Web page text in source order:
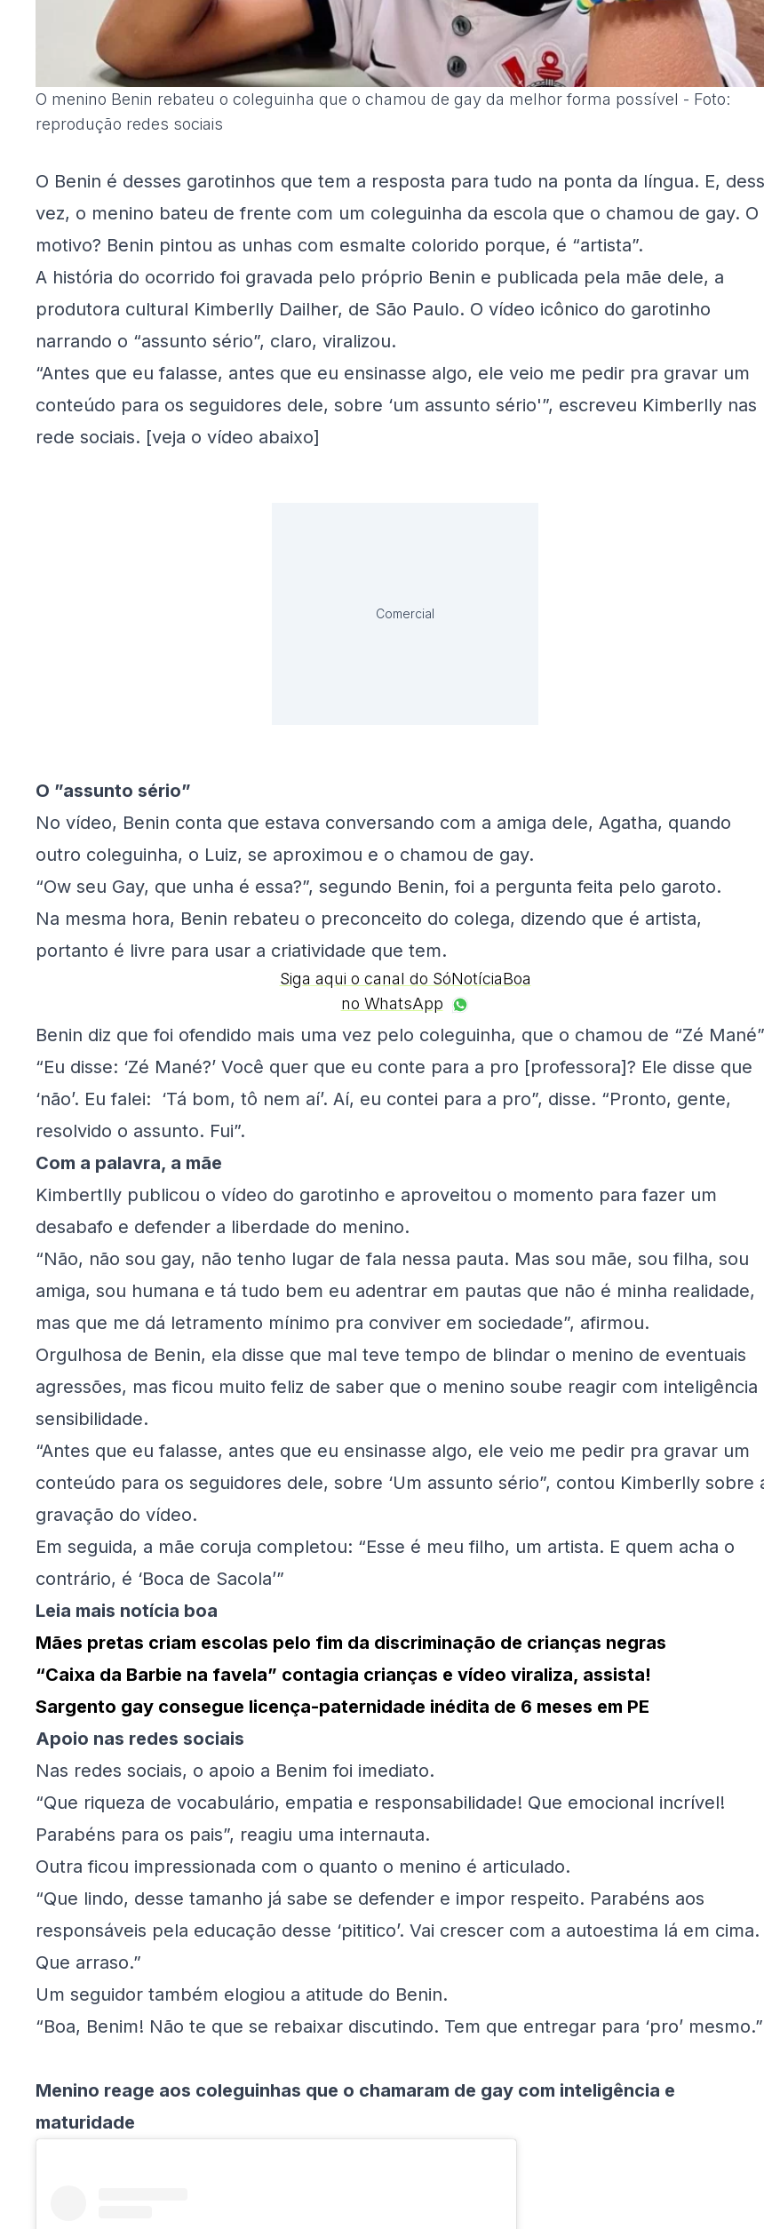
O menino Benin rebateu o coleguinha que o chamou de gay da melhor forma possível - Foto:
reprodução redes sociais
O Benin é desses garotinhos que tem a resposta para tudo na ponta da língua. E,
vez, o menino bateu de frente com um coleguinha da escola que o chamou de gay. O
motivo? Benin pintou as unhas com esmalte colorido porque, é “artista”.
A história do ocorrido foi gravada pelo próprio Benin e publicada pela mãe dele, a
produtora cultural Kimberlly Dailher, de São Paulo. O vídeo icônico do garotinho
narrando o “assunto sério”, claro, viralizou.
“Antes que eu falasse, antes que eu ensinasse algo, ele veio me pedir pra gravar um
conteúdo para os seguidores dele, sobre ‘um assunto sério'”, escreveu Kimberlly nas
rede sociais. [veja o vídeo abaixo]
Comercial
O ”assunto sério”
No vídeo, Benin conta que estava conversando com a amiga dele, Agatha, quando
outro coleguinha, o Luiz, se aproximou e o chamou de gay.
“Ow seu Gay, que unha é essa?”, segundo Benin, foi a pergunta feita pelo garoto.
Na mesma hora, Benin rebateu o preconceito do colega, dizendo que é artista,
portanto é livre para usar a criatividade que tem.
Siga aqui o canal do SóNotíciaBoa
no WhatsApp
Benin diz que foi ofendido mais uma vez pelo coleguinha, que o chamou de “Zé
“Eu disse: ‘Zé Mané?’ Você quer que eu conte para a pro [professora]? Ele disse que
‘não’. Eu falei: ‘Tá bom, tô nem aí’. Aí, eu contei para a pro”, disse. “Pronto, gente,
resolvido o assunto. Fui”.
Com a palavra, a mãe
Kimbertlly publicou o vídeo do garotinho e aproveitou o momento para fazer um
desabafo e defender a liberdade do menino.
“Não, não sou gay, não tenho lugar de fala nessa pauta. Mas sou mãe, sou filha, sou
amiga, sou humana e tá tudo bem eu adentrar em pautas que não é minha realidade,
mas que me dá letramento mínimo pra conviver em sociedade”, afirmou.
Orgulhosa de Benin, ela disse que mal teve tempo de blindar o menino de eventuais
agressões, mas ficou muito feliz de saber que o menino soube reagir com inteligência
sensibilidade.
“Antes que eu falasse, antes que eu ensinasse algo, ele veio me pedir pra gravar um
conteúdo para os seguidores dele, sobre ‘Um assunto sério”, contou Kimberlly sobre
gravação do vídeo.
Em seguida, a mãe coruja completou: “Esse é meu filho, um artista. E quem acha o
contrário, é ‘Boca de Sacola’”
Leia mais notícia boa
Mães pretas criam escolas pelo fim da discriminação de crianças negras
“Caixa da Barbie na favela” contagia crianças e vídeo viraliza, assista!
Sargento gay consegue licença-paternidade inédita de 6 meses em PE
Apoio nas redes sociais
Nas redes sociais, o apoio a Benim foi imediato.
“Que riqueza de vocabulário, empatia e responsabilidade! Que emocional incrível!
Parabéns para os pais”, reagiu uma internauta.
Outra ficou impressionada com o quanto o menino é articulado.
“Que lindo, desse tamanho já sabe se defender e impor respeito. Parabéns aos
responsáveis pela educação desse ‘pititico’. Vai crescer com a autoestima lá em cima.
Que arraso.”
Um seguidor também elogiou a atitude do Benin.
“Boa, Benim! Não te que se rebaixar discutindo. Tem que entregar para ‘pro’ mesmo.”
Menino reage aos coleguinhas que o chamaram de gay com inteligência e
maturidade